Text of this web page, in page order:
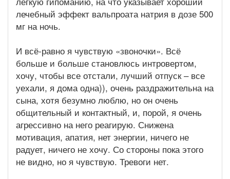
лечебный эффект вальпроата натрия в дозе 500
мг на ночь.
И всё-равно я чувствую «звоночки». Всё
больше и больше становлюсь интровертом,
хочу, чтобы все отстали, лучший отпуск – все
уехали, я дома одна)), очень раздражительна на
сына, хотя безумно люблю, но он очень
общительный и контактный, и, порой, я очень
агрессивно на него реагирую. Снижена
мотивация, апатия, нет энергии, ничего не
радует, ничего не хочу. Со стороны пока этого
не видно, но я чувствую. Тревоги нет.